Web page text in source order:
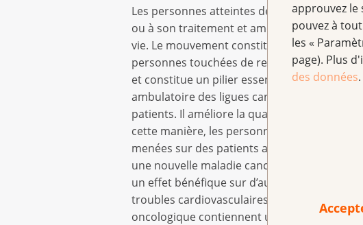
approuvez le
pouvez à
les «
page). Plus
des données.
Les personnes atteintes de cancer
ou à son traitement et améliorer leurs
vie. Le mouvement constitue l’un des
personnes touchées de rester actives ou de
et constitue un pilier essentiel des
ambulatoire des ligues cantonales. Ainsi,
patients. Il améliore la qualité de vie et la
cette manière, les personnes touchées
menées sur des patients atteints d’un
une nouvelle maladie cancéreuse diminue
un effet bénéfique sur d’autres formes de
troubles cardiovasculaires ou encore
oncologique contiennent une thérapie